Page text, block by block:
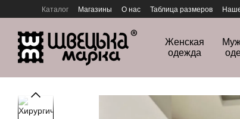
Перейти к основному контенту
Каталог Магазины О нас Таблица размеров
Женская
одежда